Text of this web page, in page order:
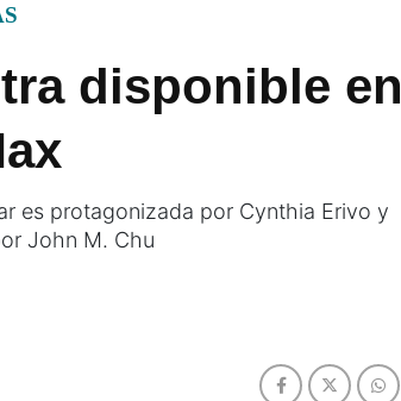
disponible en
es protagonizada por Cynthia Erivo y
John M. Chu